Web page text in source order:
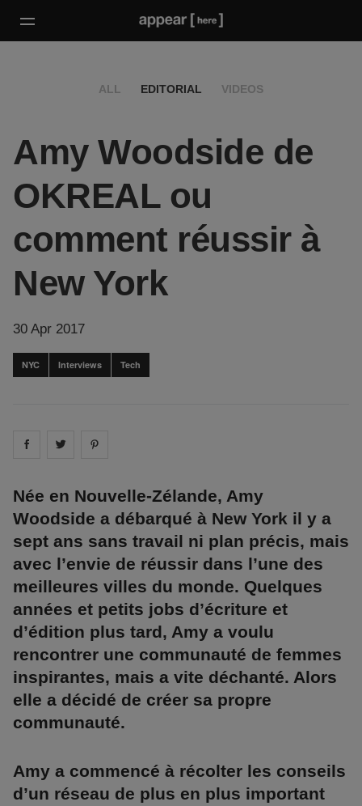
ALL EDITORIAL VIDEOS
Amy Woodside de
OKREAL ou
comment réussir à
New York
30 Apr 2017
NYC Interviews Tech
Share on facebook
Share on
Née en Nouvelle-Zélande, Amy
Woodside a débarqué à New York il y a
sept ans sans travail ni plan précis, mais
avec l’envie de réussir dans l’une des
meilleures villes du monde. Quelques
années et petits jobs d’écriture et
d’édition plus tard, Amy a voulu
rencontrer une communauté de femmes
inspirantes, mais a vite déchanté. Alors
elle a décidé de créer sa propre
communauté.
Amy a commencé à récolter les conseils
d’un réseau de plus en plus important